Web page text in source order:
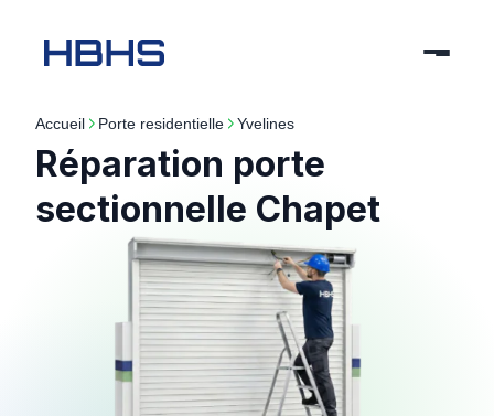
Accueil porte residentielle yvelines
Réparation porte
sectionnelle Chapet